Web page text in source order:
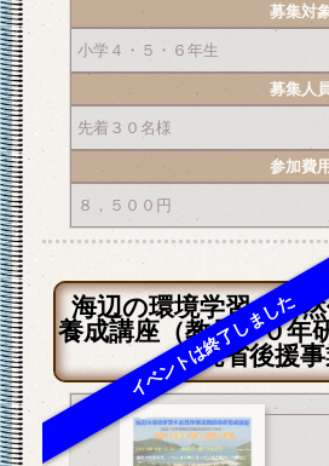
募集対
小学４・５・６年生
募集人
先着３０名様
参加費用
８，５００円
海辺の環境学習＆自
養成講座（教員１０年
境省後援事